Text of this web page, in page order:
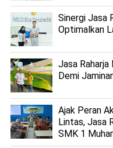
Sinergi Jasa
Optimalkan
Jasa Raharja
Demi
Ajak Peran
Lintas, Jasa
SMK 1